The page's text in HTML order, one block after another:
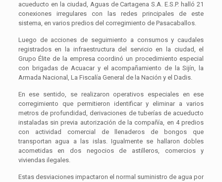
acueducto en la ciudad, Aguas de Cartagena S.A. E.S.P. halló 21
conexiones irregulares con las redes principales de este
sistema, en varios predios del corregimiento de Pasacaballos.
Luego de acciones de seguimiento a consumos y caudales
registrados en la infraestructura del servicio en la ciudad, el
Grupo Élite de la empresa coordinó un procedimiento especial
con brigadas de Acuacar y el acompañamiento de la Sijín, la
Armada Nacional, La Fiscalía General de la Nación y el Dadis.
En ese sentido, se realizaron operativos especiales en ese
corregimiento que permitieron identificar y eliminar a varios
metros de profundidad, derivaciones de tuberías de acueducto
instaladas sin previa autorización de la compañía, en 4 predios
con actividad comercial de llenaderos de bongos que
transportan agua a las islas. Igualmente se hallaron dobles
acometidas en dos negocios de astilleros, comercios y
viviendas ilegales.
Estas desviaciones impactaron el normal suministro de agua por